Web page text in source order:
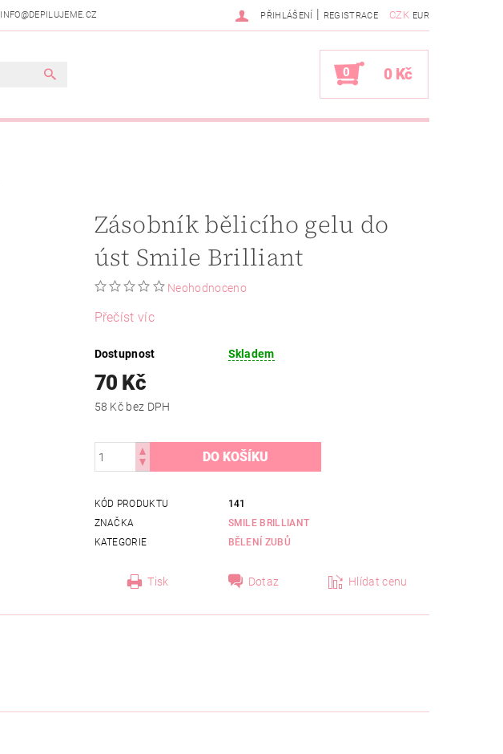
INFO@DEPILUJEME.CZ CZK EUR
PŘIHLÁŠENÍ | REGISTRACE
0 0 Kč
Zásobník bělicího gelu do
úst Smile Brilliant
Neohodnoceno
Přečíst víc
Dostupnost Skladem
70 Kč
58 Kč bez DPH
KÓD PRODUKTU
141
ZNAČKA
SMILE BRILLIANT
KATEGORIE
BĚLENÍ ZUBŮ
Tisk Dotaz Hlídat cenu